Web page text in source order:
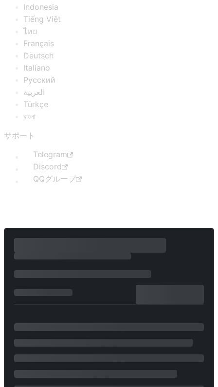
Indonesia
Tiếng Việt
ไทย
Français
Deutsch
Italiano
Русский
العربية
Türkçe
বাংলা
サポート
Telegram
Discord
QQグループ